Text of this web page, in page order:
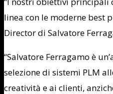
linea con le moderne best
Directordi Salvatore
“Salvatore Ferragamo è
selezione di sistemi PLM
creatività e ai clienti,